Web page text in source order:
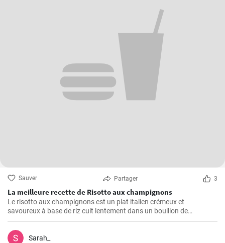
Sauver Partager 3
La meilleure recette de Risotto aux champignons
Le risotto aux champignons est un plat italien crémeux et
savoureux à base de riz cuit lentement dans un bouillon de
champignons et de vin blanc, avec des champignons frais et du
parmesan râpé.
Sarah_